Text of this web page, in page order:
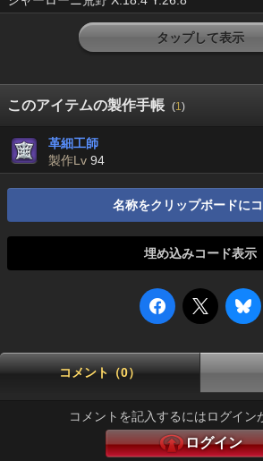
タップして表示
このアイテムの製作手帳 (1)
革細工師
製作Lv 94
名称をクリップボードに
埋め込みコード表示
コメント（0）
コメントを記入するにはログイン
ログイン